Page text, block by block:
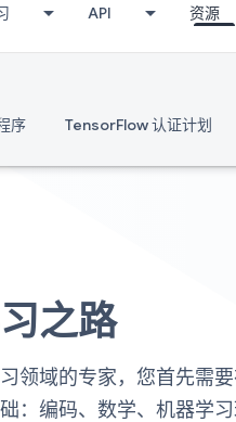
API 资源
序 TensorFlow 认证计划
之路
领域的专家，您首先需
：编码、数学、机器学